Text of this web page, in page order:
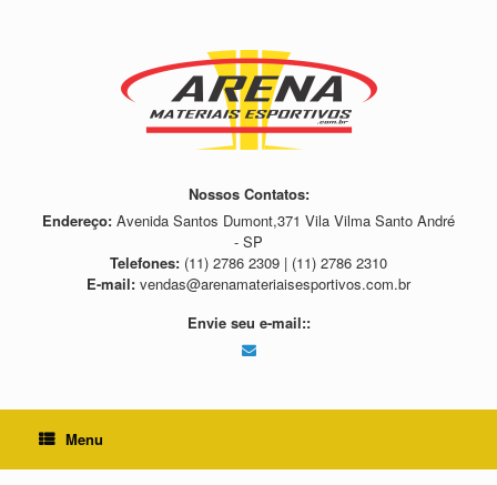
Nossos Contatos:
Endereço: Avenida Santos Dumont,371 Vila Vilma Santo André
- SP
Telefones: (11) 2786 2309 | (11) 2786 2310
E-mail: vendas@arenamateriaisesportivos.com.br
Envie seu e-mail::
Menu